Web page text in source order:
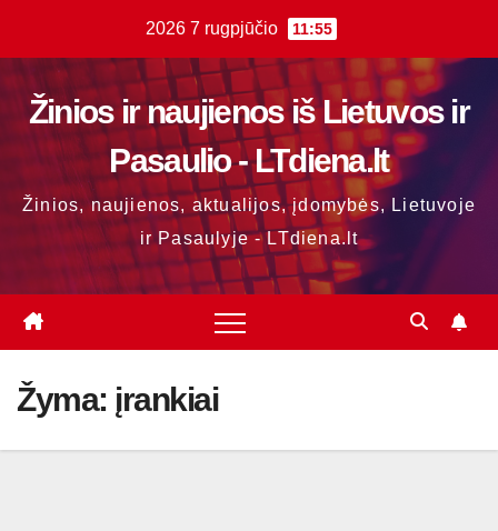
content
2026 7 rugpjūčio 11:55
Žinios ir naujienos iš Lietuvos ir
Pasaulio - LTdiena.lt
Žinios, naujienos, aktualijos, įdomybės, Lietuvoje
ir Pasaulyje - LTdiena.lt
Žyma: įrankiai